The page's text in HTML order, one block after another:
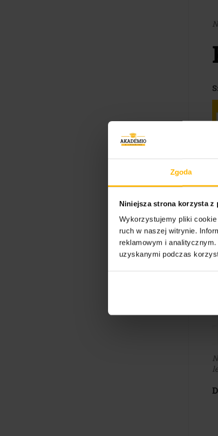
Zgoda
Niniejsza strona korzysta z
Wykorzystujemy pliki
ruch w naszej witrynie.
reklamowym i
uzyskanymi podczas